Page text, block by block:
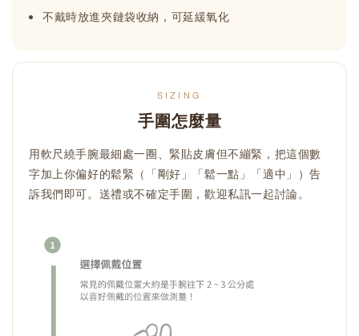
不戴時放進夾鏈袋收納，可延緩氧化
SIZING
手圍怎麼量
用軟尺繞手腕最細處一圈、緊貼皮膚但不繃緊，把這個數
字加上你偏好的鬆緊（「剛好」「鬆一點」「適中」）告
訴我們即可。送禮或不確定手圍，歡迎私訊一起討論。